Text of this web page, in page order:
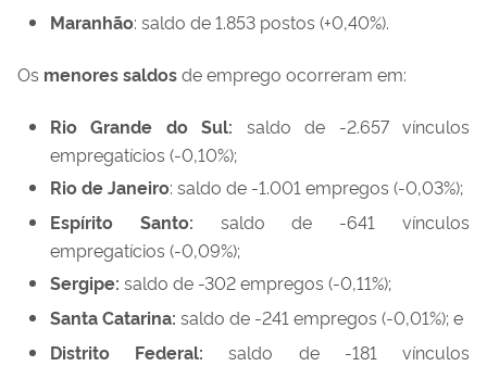
Maranhão: saldo de 1.853 postos (+0,40%).
Os menores saldosde emprego ocorreram em:
Rio Grande do Sul: saldo de -2.657 vínculos
empregatícios (-0,10%);
Rio de Janeiro: saldo de -1.001 empregos (-0,03%);
Espírito Santo: saldo de -641 vínculos
empregatícios (-0,09%);
Sergipe: saldo de -302 empregos (-0,11%);
Santa Catarina: saldo de -241 empregos (-0,01%); e
Distrito Federal: saldo de -181 vínculos